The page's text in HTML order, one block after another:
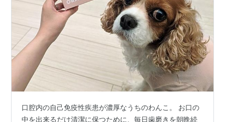
口腔内の自己免疫性疾患が濃厚なうちのわんこ。 お口の
中を出来るだけ清潔に保つために、毎日歯磨きを朝晩続